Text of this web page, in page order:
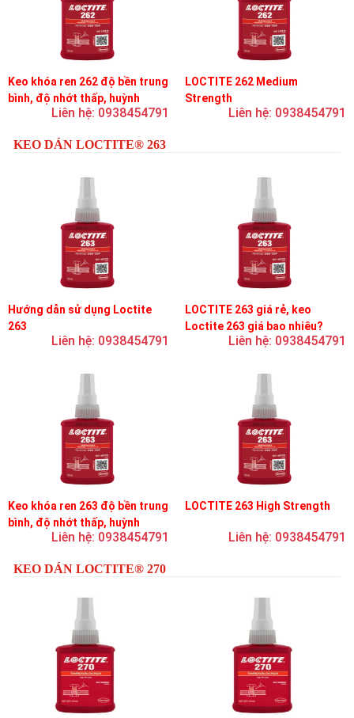
Keo khóa ren 262 độ bền trung
bình, độ nhớt thấp, huỳnh
Liên hệ: 0938454791
LOCTITE 262 Medium
Strength
Liên hệ: 0938454791
KEO DÁN LOCTITE® 263
Hướng dẫn sử dụng Loctite
263
Liên hệ: 0938454791
LOCTITE 263 giá rẻ, keo
Loctite 263 giá bao nhiêu?
Liên hệ: 0938454791
Keo khóa ren 263 độ bền trung
bình, độ nhớt thấp, huỳnh
Liên hệ: 0938454791
LOCTITE 263 High Strength
Liên hệ: 0938454791
KEO DÁN LOCTITE® 270